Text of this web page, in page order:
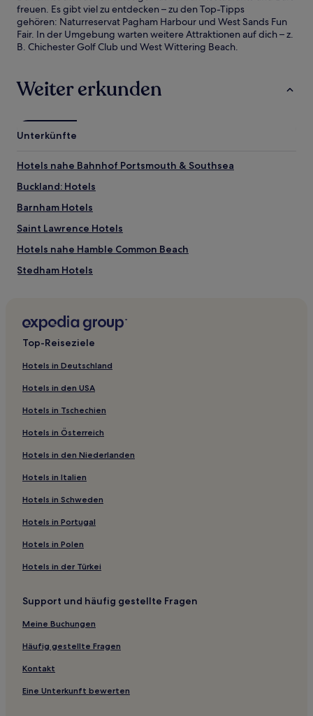
freuen. Es gibt viel zu entdecken – zu den Top-Tipps
gehören: Naturreservat Pagham Harbour und West Sands Fun
Fair. In der Umgebung warten weitere Attraktionen auf dich – z.
B. Chichester Golf Club und West Wittering Beach.
Weiter erkunden
Unterkünfte
Hotels nahe Bahnhof Portsmouth & Southsea
Buckland: Hotels
Barnham Hotels
Saint Lawrence Hotels
Hotels nahe Hamble Common Beach
Stedham Hotels
West End: Hotels
Fareham Hotels
Hotels nahe Portsmouth Guildhall
Bepton Hotels
Hotels nahe Ventnor Botanic Garden
Hotels nahe University of Chichester
Hotels nahe Lake Beach
Portsmouth Hotels
Old Portsmouth: Hotels
Hotels nahe Ambush Paintball
Dibden Purlieu Hotels
Chale Hotels
Kingston Hotels
Angmering Hotels
Ashington Hotels
Top-Reiseziele
Hotels in Deutschland
Hotels in den USA
Hotels in Tschechien
Hotels in Österreich
Hotels in den Niederlanden
Hotels in Italien
Hotels in Schweden
Hotels in Portugal
Hotels in Polen
Hotels in der Türkei
Support und häufig gestellte Fragen
Meine Buchungen
Häufig gestellte Fragen
Kontakt
Eine Unterkunft bewerten